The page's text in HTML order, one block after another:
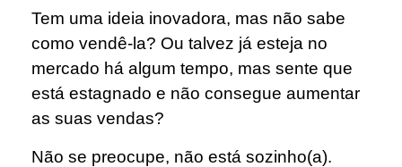
Tem uma ideia inovadora, mas não sabe
como vendê-la? Ou talvez já esteja no
mercado há algum tempo, mas sente que
está estagnado e não consegue aumentar
as suas vendas?
Não se preocupe, não está sozinho(a).